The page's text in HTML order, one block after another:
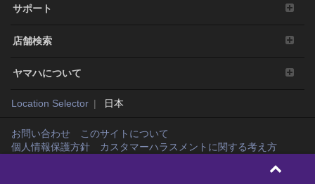
サポート
店舗検索
ヤマハについて
Location Selector 日本
お問い合わせ
このサイトについて
個人情報保護方針
カスタマーハラスメントに関する考え方